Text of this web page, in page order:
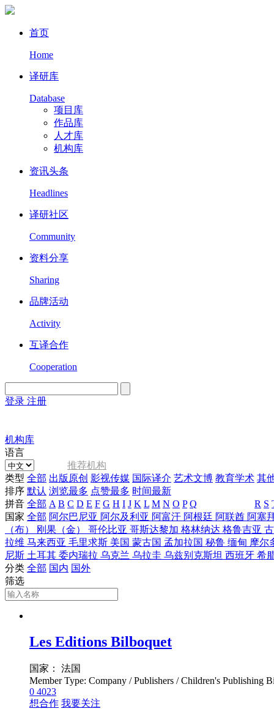
首页
Home
译研库
Database
项目库
作品库
人才库
机构库
资讯头条
Headlines
译研社区
Community
资料分享
Sharing
品牌活动
Activity
互译合作
Cooperation
登录 注册
机构库
语言
推荐机构
类型 全部 出版原创 影视传媒 国际译介 艺术文博 教育学术 其
排序 默认 浏览最多 点赞最多 时间最新
拼音 全部 A B C D E F G H I J K L M N O P Q R S
国家 全部 阿尔巴尼亚 阿尔及利亚 阿富汗 阿根廷 阿联酋 阿塞
（布）
刚果（金） 哥伦比亚 哥斯达黎加 格林纳达 格鲁吉亚
拉维 马来西亚 毛里求斯 美国 蒙古国 孟加拉国 秘鲁 缅甸 摩尔
尼斯 土耳其 委内瑞拉 乌克兰 乌拉圭 乌兹别克斯坦 西班牙 希
分类 全部 国内 国外
筛选
Les Editions Bilboquet
国家： 法国
0 4023
想合作 我要关注